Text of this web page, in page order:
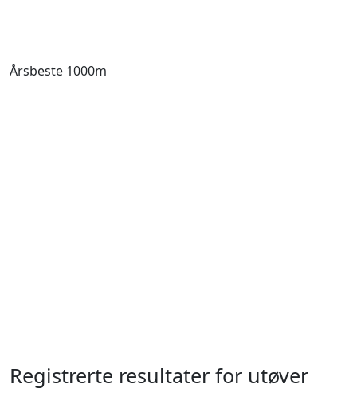
Årsbeste 1000m
Registrerte resultater for utøver